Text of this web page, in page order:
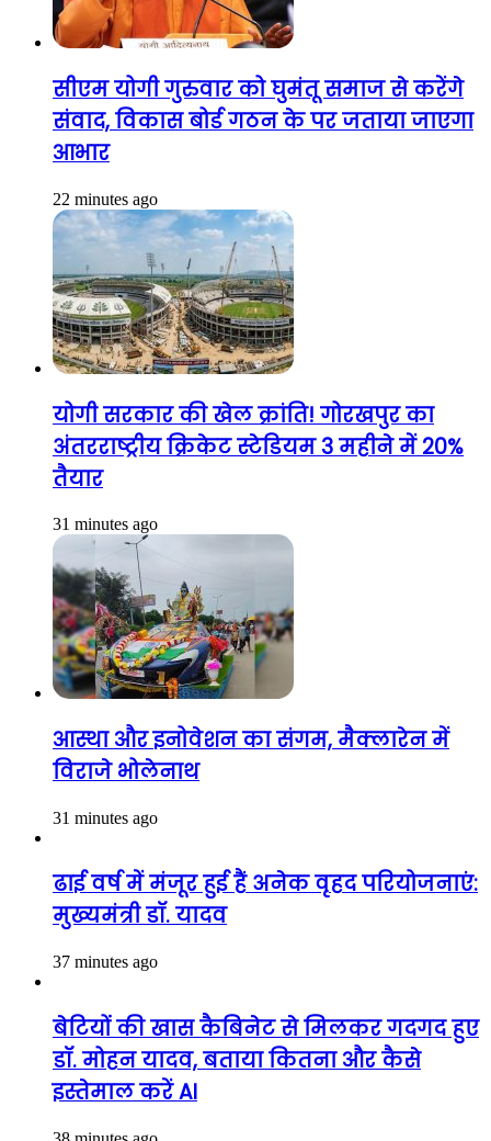
सीएम योगी गुरुवार को घुमंतू समाज से करेंगे
संवाद, विकास बोर्ड गठन के पर जताया जाएगा
आभार
22 minutes ago
योगी सरकार की खेल क्रांति! गोरखपुर का
अंतरराष्ट्रीय क्रिकेट स्टेडियम 3 महीने में 20%
तैयार
31 minutes ago
आस्था और इनोवेशन का संगम, मैक्लारेन में
विराजे भोलेनाथ
31 minutes ago
ढाई वर्ष में मंजूर हुई हैं अनेक वृहद परियोजनाएं:
मुख्यमंत्री डॉ. यादव
37 minutes ago
बेटियों की खास कैबिनेट से मिलकर गदगद हुए
डॉ. मोहन यादव, बताया कितना और कैसे
इस्तेमाल करें AI